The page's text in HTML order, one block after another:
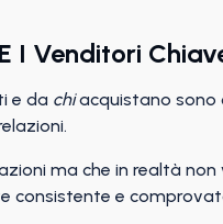
I Venditori
e da chiacquistano sono
ma che in realtà
consistente e